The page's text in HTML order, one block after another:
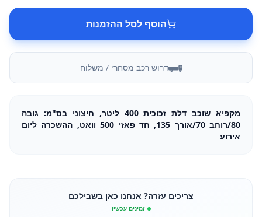
הוסף לסל ההזמנות
דרוש רכב מסחרי / משלוח
מקפיא שוכב דלת זכוכית 400 ליטר, חיצוני בס"מ: גובה
80/רוחב 70/אורך 135, חד פאזי 500 וואט, ההשכרה ליום
אירוע
צריכים עזרה? אנחנו כאן בשבילכם
זמינים עכשיו